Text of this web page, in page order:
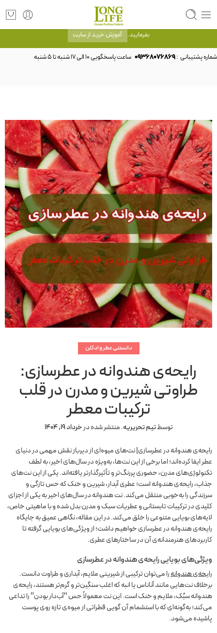
توجه! برند لانگ لایف رایحه های معروف را با شیشه و بسته بندی خود شرکت لانگ لایف
عرضه می کند.که با انتخاب حجم هر ادکلنی می توانید شیشه و بسته بندی را ملاحظه
بفرمایید. آموزش خرید از سایت
شماره پشتیبانی :09368076869
دانستنی عطر و ادکلن
رایحه‌ی هندوانه در عطرسازی:
طراوتی شیرین و مدرن در قلب
ترکیبات معطر
توسطتیم تحریریه.منتشر شده درخرداد 19, 1404
رایحه‌ی هندوانه در عطرسازی| نت‌های میوه‌ای از دیرباز نقش مهمی در دنیای
عطر ایفا کرده‌اند؛ اما برخی از این نت‌ها، به‌ویژه در سال‌های اخیر، به لطف
تکنولوژی‌های مدرن، حضوری پررنگ‌تر و تأثیرگذارتر یافته‌اند. یکی از این نت‌های
جذاب، رایحه‌ی هندوانه است؛ عطری آبدار، شیرین و خنک که حس تازگی و
سرزندگی را به‌خوبی منتقل می‌کند. نت هندوانه در سال‌های اخیر به یکی از اجزای
کلیدی در ترکیبات تابستانی و عطریات سبک و مدرن بدل شده و با ماهیتی خاص،
لایه‌های بویایی متنوعی را خلق می‌کند. در این مقاله، نگاهی عمیق به جایگاه
رایحه‌ی هندوانه در عطرسازی خواهیم داشت؛ از ویژگی‌های بویایی گرفته تا
کاربردهای هنرمندانه‌ی آن در ساختارهای عطری.
ویژگی‌های بویایی رایحه‌ی هندوانه در عطرسازی
رایحه‌ی هندوانهرا می‌توان ترکیبی از شیرینی ملایم، آبداری و طراوت دانست.
برخلاف نت‌هایی مانند آناناس یا انبه که اغلب سنگین‌تر و گرم‌تر هستند، رایحه‌ی
هندوانه سبُک، ملایم و خنک است. این نت معمولاً حس “آب‌دار بودن” را تداعی
می‌کند؛ به‌گونه‌ای که با استشمام آن گویی قطراتی از میوه‌ی تازه روی پوست
پاشیده می‌شود.